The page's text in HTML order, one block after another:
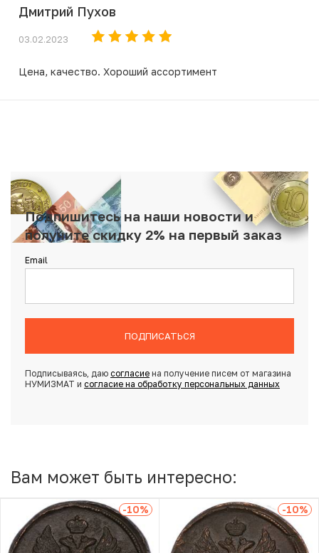
Дмитрий Пухов
03.02.2023
Цена, качество. Хороший ассортимент
Подпишитесь на наши новости и
получите скидку 2% на первый заказ
Email
ПОДПИСАТЬСЯ
Подписываясь, даю согласиена получение писем от магазина
НУМИЗМАТ и согласие на обработку персональных данных
Вам может быть интересно:
-10% -10%